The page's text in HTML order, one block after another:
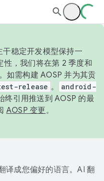
稳定开发模型保持一
性，我们将在第 2 季度和
如需构建 AOSP 并为其贡
release 。
android-
终引用推送到 AOSP 的最
AOSP 变更。
译成您偏好的语言。AI 翻